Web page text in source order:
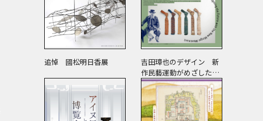
追悼 國松明日香展
吉田璋也のデザイン 新
作民藝運動がめざした未
来